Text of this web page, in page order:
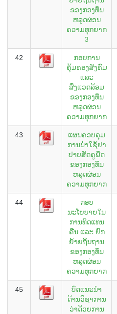
ຂອງກອງທຶນ
ຫລຸດຜ່ອນ
ຄວາມທຸກຍາກ
3
42
ກອບການ
ຄຸ້ມຄອງສັງຄົມ
ແລະ
ສິ່ງແວດລ້ອມ
ຂອງກອງທຶນ
ຫລຸດຜ່ອນ
ຄວາມທຸກຍາກ
43
ແຜນຄວບຄຸມ
ການນຳໃຊ້ຢາ
ປາບສັດຄູພືດ
ຂອງກອງທຶນ
ຫລຸດຜ່ອນ
ຄວາມທຸກຍາກ
44
ກອບ
ນະໂຍບາຍໃນ
ການທົດແທນ
ຄືນ ແລະ ຍົກ
ຍ້າຍຖິ່ນຖານ
ຂອງກອງທຶນ
ຫລຸດຜ່ອນ
ຄວາມທຸກຍາກ
45
ບົດແນະນຳ
ດ້ານວິຊາການ
ວ່າດ້ວຍການ